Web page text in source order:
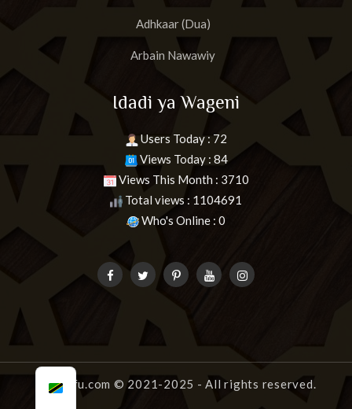
Adhkaar (Dua)
Arbain Nawawiy
Idadi ya Wageni
Users Today : 72
Views Today : 84
Views This Month : 3710
Total views : 1104691
Who's Online : 0
uongofu.com © 2021-2025 - All rights reserved.